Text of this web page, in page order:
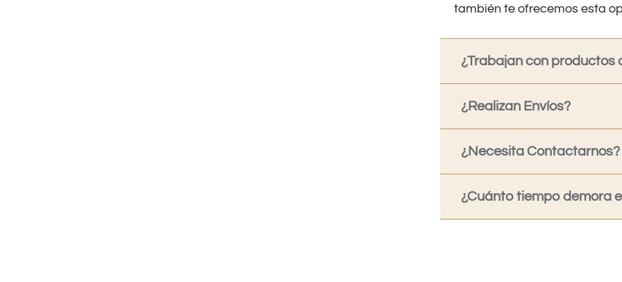
también te ofrecemos esta
¿Trabajan con productos
¿Realizan Envíos?
¿Necesita Contactarnos?
¿Cuánto tiempo demora